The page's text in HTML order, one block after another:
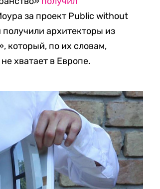
за проект Public without
архитекторы из
который, по их словам,
хватает в Европе.